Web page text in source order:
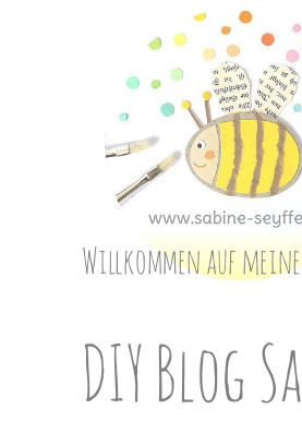
Willkommen auf
DIY Blog